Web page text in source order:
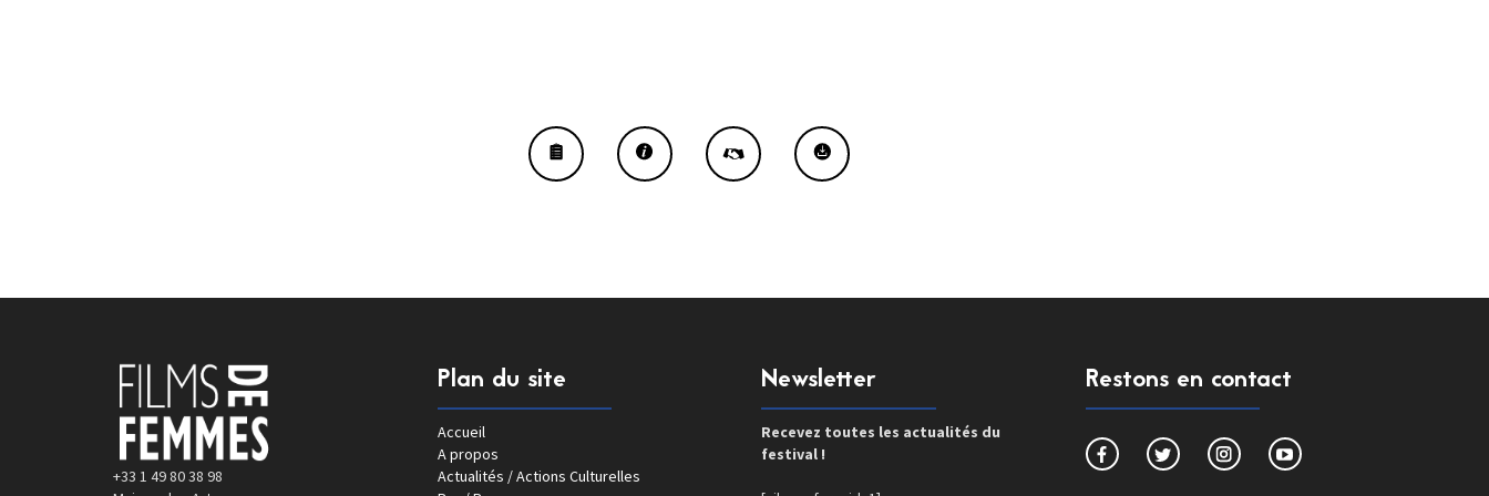
+33 1 49 80 38 98
Plan du site
Accueil
A propos
Actualités / Actions Culturelles
Newsletter
Recevez toutes les actualités du
festival !
Restons en contact